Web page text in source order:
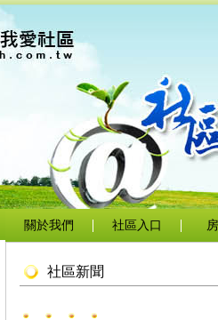
關於我們 社區入口
社區新聞